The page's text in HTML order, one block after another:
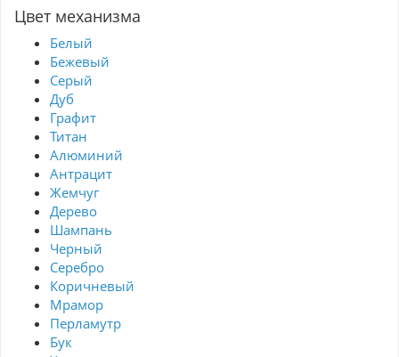
Цвет механизма
Белый
Бежевый
Серый
Дуб
Графит
Титан
Алюминий
Антрацит
Жемчуг
Дерево
Шампань
Черный
Серебро
Коричневый
Мрамор
Перламутр
Бук